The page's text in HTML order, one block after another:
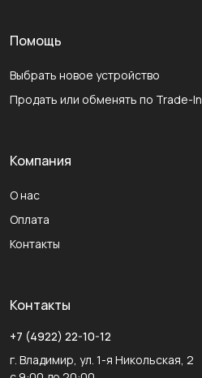
Помощь
Выбрать новое устройство
Продать или обменять по Trade-In
Компания
О нас
Оплата
Контакты
Контакты
+7 (4922) 22-10-12
г. Владимир, ул. 1-я Никольская, 2